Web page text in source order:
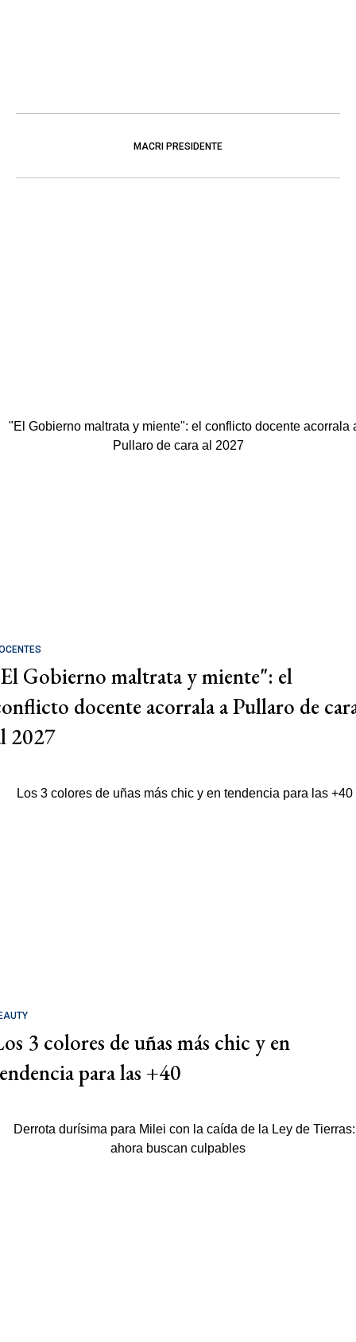
MACRI PRESIDENTE
Gobierno maltrata y miente": el
docente acorrala a Pullaro de
2027
3 colores de uñas más chic y en
para las +40